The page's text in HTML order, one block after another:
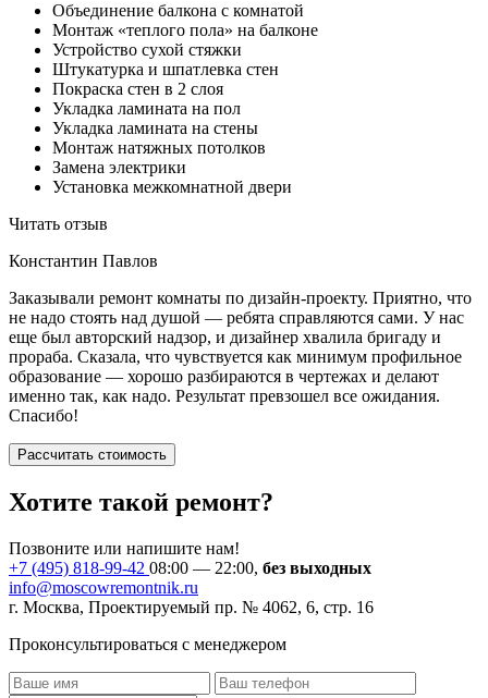
Объединение балкона с комнатой
Монтаж «теплого пола» на балконе
Устройство сухой стяжки
Штукатурка и шпатлевка стен
Покраска стен в 2 слоя
Укладка ламината на пол
Укладка ламината на стены
Монтаж натяжных потолков
Замена электрики
Установка межкомнатной двери
Читать отзыв
Константин Павлов
Заказывали ремонт комнаты по дизайн-проекту. Приятно, что
не надо стоять над душой — ребята справляются сами. У нас
еще был авторский надзор, и дизайнер хвалила бригаду и
прораба. Сказала, что чувствуется как минимум профильное
образование — хорошо разбираются в чертежах и делают
именно так, как надо. Результат превзошел все ожидания.
Спасибо!
Рассчитать стоимость
Хотите такой ремонт?
Позвоните или напишите нам!
+7 (495) 818-99-42 08:00 — 22:00, без выходных
info@moscowremontnik.ru
г. Москва, Проектируемый пр. № 4062, 6, стр. 16
Проконсультироваться с менеджером